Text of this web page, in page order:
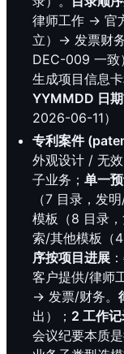
律师工作 → 官
立）→ 发票财务
DEC-009 一致
生成项目信息
YYMMDD 日
2026-06-11）
专利案件
外观设计 / 无
子业务； 单一
（7 目录，发
模板（8 目录
索/其他模板（
序按项目进展
客户提供/律师
→ 发票/财务。
出）； 2 工作
会议纪要本质